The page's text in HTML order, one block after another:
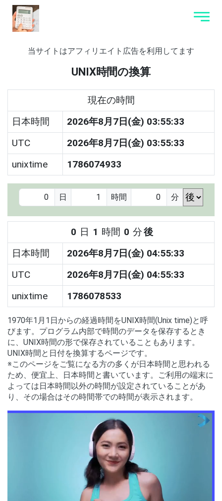
当サイトはアフィリエイト広告を利用してます
UNIX時間の換算
現在の時間
日本時間
2026年8月7日(金) 03:55:33
UTC
2026年8月7日(金) 03:55:33
unixtime
1786074933
日 時間 分
0 日 1 時間 0 分後
日本時間
2026年8月7日(金) 04:55:33
UTC
2026年8月7日(金) 04:55:33
unixtime
1786078533
1970年1月1日からの経過時間をUNIX時間(Unix time)と呼
びます。プログラム内部で時間のデータを保存するとき
に、UNIX時間の形で保存されていることもあります。
UNIX時間と日付を換算するページです。
※このページをご覧になる方の多くが日本時間と思われる
ため、便宜上、日本時間と書いています。ご利用の端末に
よっては日本時間以外の時間が設定されていることがあ
り、その場合はその時間帯での時間が表示されます。